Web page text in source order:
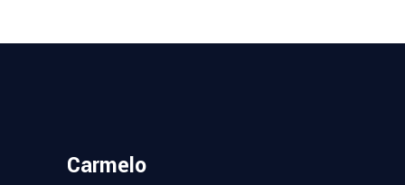
Carmelo